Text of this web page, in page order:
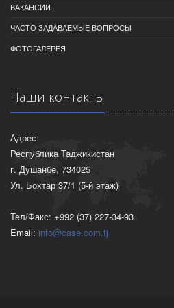
ВАКАНСИИ
ЧАСТО ЗАДАВАЕМЫЕ ВОПРОСЫ
ФОТОГАЛЕРЕЯ
Наши контакты
Адрес:
Республика Таджикистан
г. Душанбе, 734025
Ул. Бохтар 37/1 (5-й этаж)
Тел/Факс: +992 (37) 227-34-93
Email: info@case.com.tj